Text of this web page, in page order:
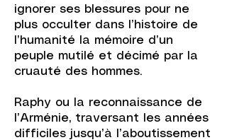
ignorer ses blessures pour ne
plus occulter dans l’histoire de
l’humanité la mémoire d’un
peuple mutilé et décimé par la
cruauté des hommes.
Raphy ou la reconnaissance de
l’Arménie, traversant les années
difficiles jusqu’à l’aboutissement